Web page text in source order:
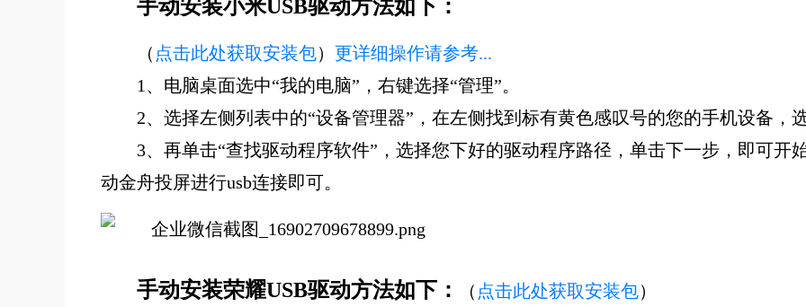
手动安装小米USB驱动方法如下：
（ 点击此处获取安装包） 更详细操作请参考...
1、电脑桌面选中“我的电脑”，右键选择“管理”。
2、选择左侧列表中的“设备管理器”，在左侧找到标有黄色感叹号的您的手机设备，
3、再单击“查找驱动程序软件”，选择您下好的驱动程序路径，单击下一步，即可开
动金舟投屏进行usb连接即可。
手动安装荣耀USB驱动方法如下： （ 点击此处获取安装包）